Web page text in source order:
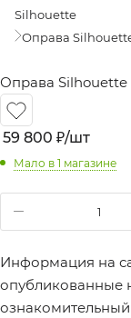
Silhouette
Оправа
Оправа Silhouette
59 800 ₽/шт
Мало в 1 магазине
Информация на
опубликованные
ознакомительный